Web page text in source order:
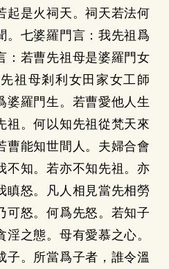
起是火祠天。祠天若法何
。七婆羅門言：我先祖爲
：若曹先祖母是婆羅門女
祖母剎利女田家女工師
婆羅門生。若曹愛他人生
祖。何以知先祖從梵天來
曹能知世間人。夫婦合會
不知。若亦不知先祖。亦
瞋怒。凡人相見當先相勞
可怒。何爲先怒。若知子
之態。母有愛慕之心。
子。所當爲子者，誰令溫